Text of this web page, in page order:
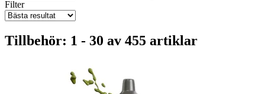
Filter
Tillbehör: 1 - 30 av 455 artiklar